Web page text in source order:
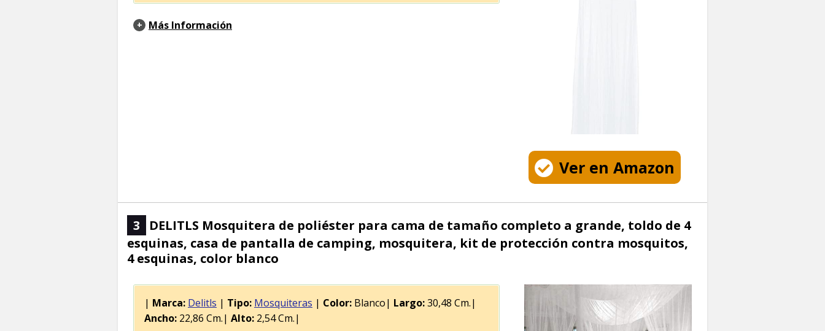
Ver en Amazon
Más Información
3
DELITLS Mosquitera de poliéster para cama de tamaño completo a grande, toldo de 4
esquinas, casa de pantalla de camping, mosquitera, kit de protección contra mosquitos,
4 esquinas, color blanco
| Marca: Delitls | Tipo: Mosquiteras | Color: Blanco| Largo:30,48 Cm.|
Ancho: 22,86 Cm.| Alto: 2,54 Cm.|